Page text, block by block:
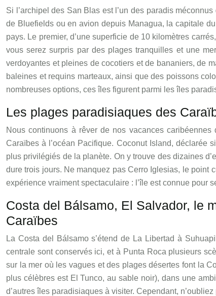
Si l’archipel des San Blas est l’un des paradis
de Bluefields ou en avion depuis Managua, la capitale
pays. Le premier, d’une superficie de 10 kilomètres
vous serez surpris par des plages tranquilles et une
verdoyantes et pleines de cocotiers et de bananiers, de
baleines et requins marteaux, ainsi que des poissons
nombreuses options, ces îles figurent parmi les îles
Les plages paradisiaques des
Nous continuons à rêver de nos vacances
Caraïbes à l’océan Pacifique. Coconut Island, déclarée
plus privilégiés de la planète. On y trouve des dizaines
dure trois jours. Ne manquez pas Cerro Iglesias, le point
expérience vraiment spectaculaire : l’île est connue pour
Costa del Bálsamo, El Salvador, le
Caraïbes
La Costa del Bálsamo s’étend de La Libertad à
centrale sont conservés ici, et à Punta Roca plusieurs
sur la mer où les vagues et des plages désertes font la
plus célèbres est El Tunco, au sable noir), dans une
d’autres îles paradisiaques à visiter. Cependant,